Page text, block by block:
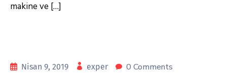
makine ve […]
Nisan 9, 2019 exper 0 Comments